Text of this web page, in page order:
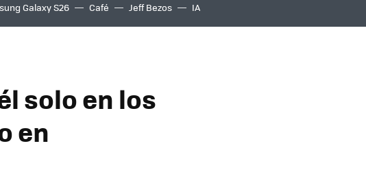
Galaxy S26 Café Jeff Bezos IA
solo en los
en